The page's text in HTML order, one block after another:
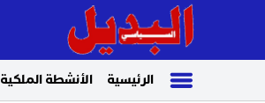
الرئيسية الأنشطة الملكية